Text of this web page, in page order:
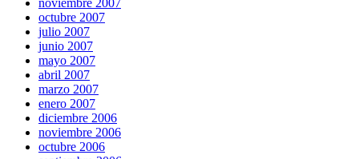
octubre 2007
julio 2007
junio 2007
mayo 2007
abril 2007
marzo 2007
enero 2007
diciembre 2006
noviembre 2006
octubre 2006